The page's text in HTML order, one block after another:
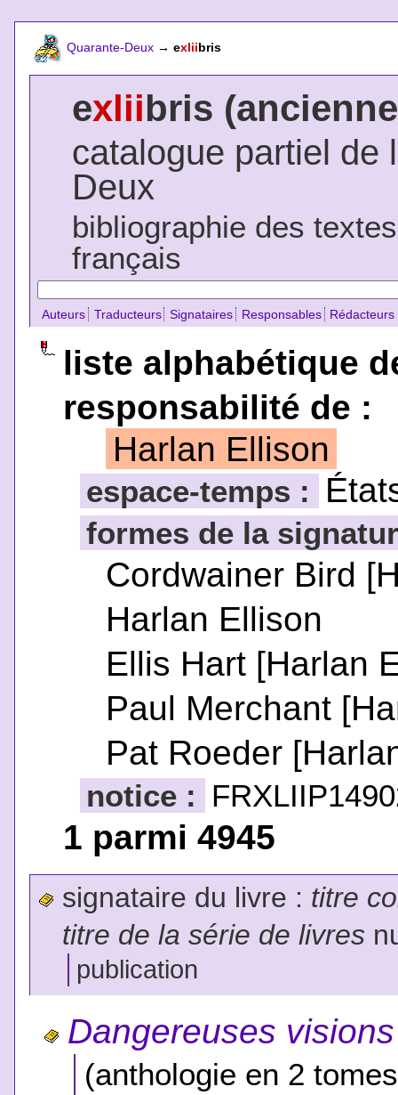
Quarante-Deux → exliibris
exliibris
catalogue partiel de
Deux
bibliographie des
français
Auteurs Traducteurs Signataires Responsables Rédacteurs
liste alphabétique
responsabilité de :
Harlan Ellison
espace-temps :
formes de la
Cordwainer Bird
Harlan Ellison
Ellis Hart [Harlan
Paul Merchant
Pat Roeder
notice :
1 parmi 4945
signataire du livre : titre
titre de la série de livres
publication
Dangereuses visions
(anthologie en 2